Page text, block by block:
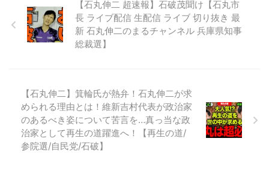
【石丸伸二 超速報】石破茂聞け【石丸市
長 ライブ配信 生配信 ライブ 切り抜き 最
新 石丸伸二のまるチャンネル 兵庫県知事
総裁選】
【石丸伸二】箕輪氏が熱弁！石丸伸二が求
められる理由とは！維新吉村代表が政治家
のあるべき姿について苦言を…真っ当な政
治家として再生の道躍進へ！【再生の道/
参院選/自民党/石破】